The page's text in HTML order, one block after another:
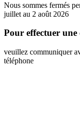
Nous sommes fermés
juillet au 2 août 2026
Pour effectuer une
veuillez communiquer
téléphone